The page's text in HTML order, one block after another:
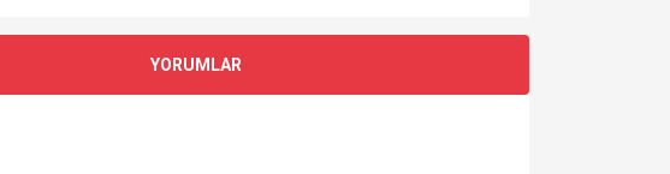
YORUMLAR